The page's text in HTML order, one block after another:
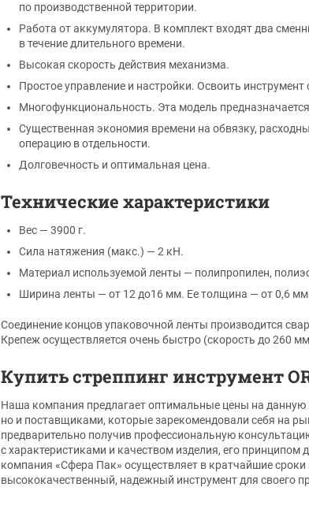
по производственной территории.
Работа от аккумулятора. В комплект входят два
в течение длительного времени.
Высокая скорость действия механизма.
Простое управление и настройки. Освоить
Многофункциональность. Эта модель
Существенная экономия времени на обвязку,
операцию в отдельности.
Долговечность и оптимальная цена.
Технические характеристики
Вес — 3900 г.
Сила натяжения (макс.) — 2 кН.
Материал используемой ленты — полипропилен,
Ширина ленты — от 12 до16 мм. Ее толщина — от 0,6
Соединение концов упаковочной ленты производится
Крепеж осуществляется очень быстро (скорость до 260
Купить стреппинг инструмент
Наша компания предлагает оптимальные цены на данную
но и поставщиками, которые зарекомендовали себя на
предварительно получив профессиональную
с характеристиками и качеством изделия, его
компания «Сфера Пак» осуществляет в кратчайшие
высококачественный, надежный инструмент для своего